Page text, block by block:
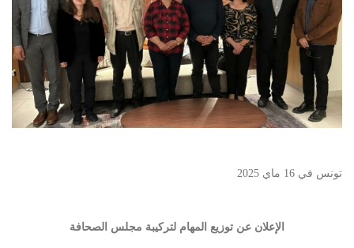
تونس في 16 ماي 2025
الإعلان عن توزيع المهام لتركيبة مجلس الصحافة